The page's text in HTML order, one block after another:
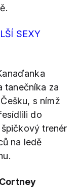
SEXY
tanečníka za
s nímž
do
špičkový trenér
na ledě
Cortney